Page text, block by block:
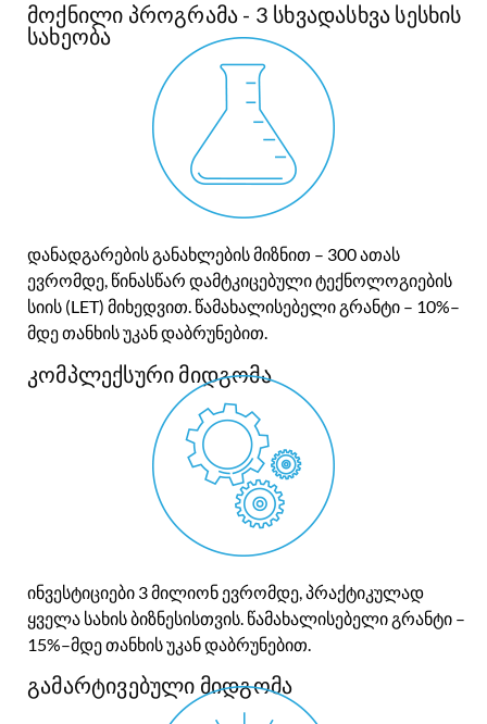
მოქნილი პროგრამა - 3 სხვადასხვა სესხის
სახეობა
დანადგარების განახლების მიზნით – 300 ათას
ევრომდე, წინასწარ დამტკიცებული ტექნოლოგიების
სიის (LET) მიხედვით. წამახალისებელი გრანტი – 10%–
მდე თანხის უკან დაბრუნებით.
კომპლექსური მიდგომა
ინვესტიციები 3 მილიონ ევრომდე, პრაქტიკულად
ყველა სახის ბიზნესისთვის. წამახალისებელი გრანტი –
15%–მდე თანხის უკან დაბრუნებით.
გამარტივებული მიდგომა